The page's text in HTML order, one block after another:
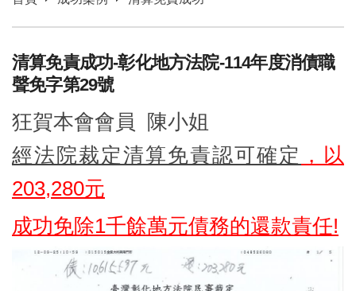
清算免責成功-彰化地方法院-114年度消債職
聲免字第29號
狂賀本會會員 陳小姐
經法院裁定清算免責認可確定 ，以
203,280元
成功免除1千餘萬元債務的還款責任!